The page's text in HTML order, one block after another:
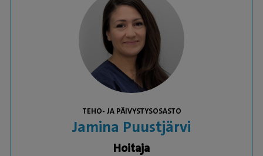
TEHO- JA PÄIVYSTYSOSASTO
Jamina Puustjärvi
Hoitaja